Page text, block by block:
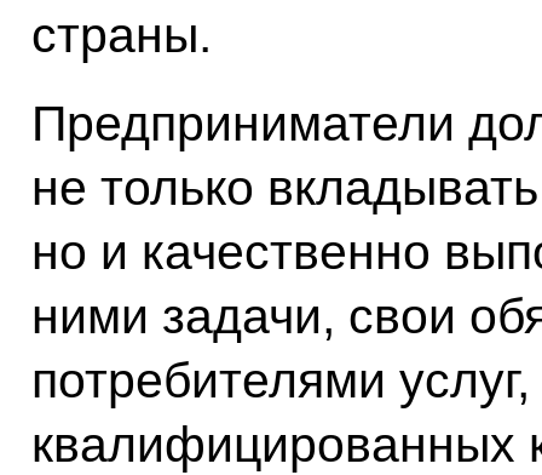
страны.
Предприниматели
не только
но и качественно
ними задачи, свои
потребителями
квалифицированных